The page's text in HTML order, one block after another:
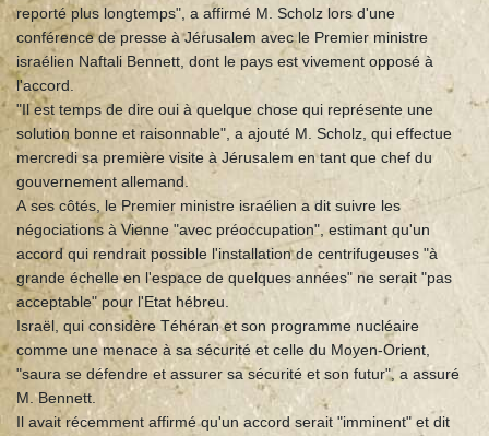
reporté plus longtemps", a affirmé M. Scholz lors d'une
conférence de presse à Jérusalem avec le Premier ministre
israélien Naftali Bennett, dont le pays est vivement opposé à
l'accord.
"Il est temps de dire oui à quelque chose qui représente une
solution bonne et raisonnable", a ajouté M. Scholz, qui effectue
mercredi sa première visite à Jérusalem en tant que chef du
gouvernement allemand.
A ses côtés, le Premier ministre israélien a dit suivre les
négociations à Vienne "avec préoccupation", estimant qu'un
accord qui rendrait possible l'installation de centrifugeuses "à
grande échelle en l'espace de quelques années" ne serait "pas
acceptable" pour l'Etat hébreu.
Israël, qui considère Téhéran et son programme nucléaire
comme une menace à sa sécurité et celle du Moyen-Orient,
"saura se défendre et assurer sa sécurité et son futur", a assuré
M. Bennett.
Il avait récemment affirmé qu'un accord serait "imminent" et dit